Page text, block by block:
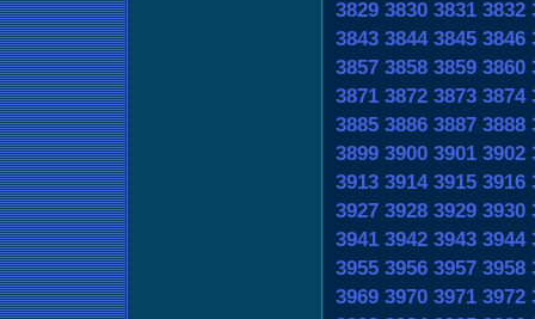
3829 3830 3831 3832
3843 3844 3845 3846
3857 3858 3859 3860
3871 3872 3873 3874
3885 3886 3887 3888
3899 3900 3901 3902
3913 3914 3915 3916
3927 3928 3929 3930
3941 3942 3943 3944
3955 3956 3957 3958
3969 3970 3971 3972